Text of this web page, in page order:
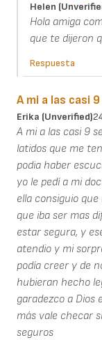
Helen
Hola amiga
que te dijeron
Respuesta
A mi a las casi
Erika (unverified)
A mi a las casi 9
latidos que me
podia haber
yo le pedí a mi
ella consiguio
que iba ser mas
estar segura, y
atendio y mi
podía creer y de
hubieran hecho
garadezco a Dios
más vale checar
seguros